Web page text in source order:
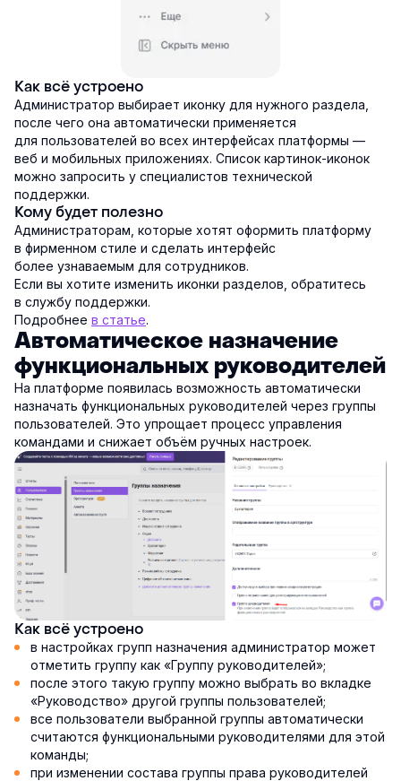
Как всё устроено
Администратор выбирает иконку для нужного раздела,
после чего она автоматически применяется
для пользователей во всех интерфейсах платформы —
веб и мобильных приложениях. Список картинок-иконок
можно запросить у специалистов технической
поддержки.
Кому будет полезно
Администраторам, которые хотят оформить платформу
в фирменном стиле и сделать интерфейс
более узнаваемым для сотрудников.
Если вы хотите изменить иконки разделов, обратитесь
в службу поддержки.
Подробнее в статье.
Автоматическое назначение
функциональных руководителей
На платформе появилась возможность автоматически
назначать функциональных руководителей через группы
пользователей. Это упрощает процесс управления
командами и снижает объём ручных настроек.
Как всё устроено
в настройках групп назначения администратор может
отметить группу как «Группу руководителей»;
после этого такую группу можно выбрать во вкладке
«Руководство» другой группы пользователей;
все пользователи выбранной группы автоматически
считаются функциональными руководителями для этой
команды;
при изменении состава группы права руководителей